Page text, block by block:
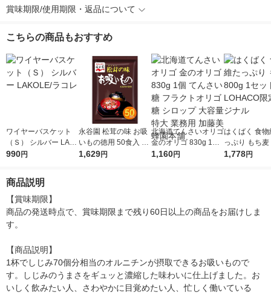
賞味期限/使用期限・返品について
こちらの商品もおすすめ
ワイヤーバスケット
（Ｓ） シルバー LAK
OLE/ラコレ
990円
永谷園 松茸の味 お吸
いもの徳用 50食入 1
袋
1,629円
北海道てんさいオリゴ
金のオリゴ 830g 1個
てんさい糖 フラクト
1,160円
はくばく 食物
っぷり もち
セット(3個)
1,778円
商品説明
【賞味期限】
商品の発送時点で、賞味期限まで残り60日以上の商品をお届けしま
す。
【商品説明】
1杯でしじみ70個分相当のオルニチンが摂取できるお吸いもので
す。しじみのうまさをギュッと濃縮した味わいに仕上げました。お
いしく飲みたい人、さわやかに目覚めたい人、忙しく働いている